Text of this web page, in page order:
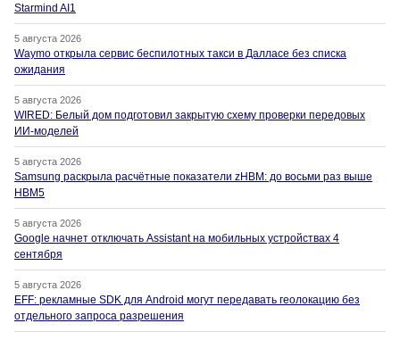
Starmind AI1
5 августа 2026
Waymo открыла сервис беспилотных такси в Далласе без списка
ожидания
5 августа 2026
WIRED: Белый дом подготовил закрытую схему проверки передовых
ИИ-моделей
5 августа 2026
Samsung раскрыла расчётные показатели zHBM: до восьми раз выше
HBM5
5 августа 2026
Google начнет отключать Assistant на мобильных устройствах 4
сентября
5 августа 2026
EFF: рекламные SDK для Android могут передавать геолокацию без
отдельного запроса разрешения